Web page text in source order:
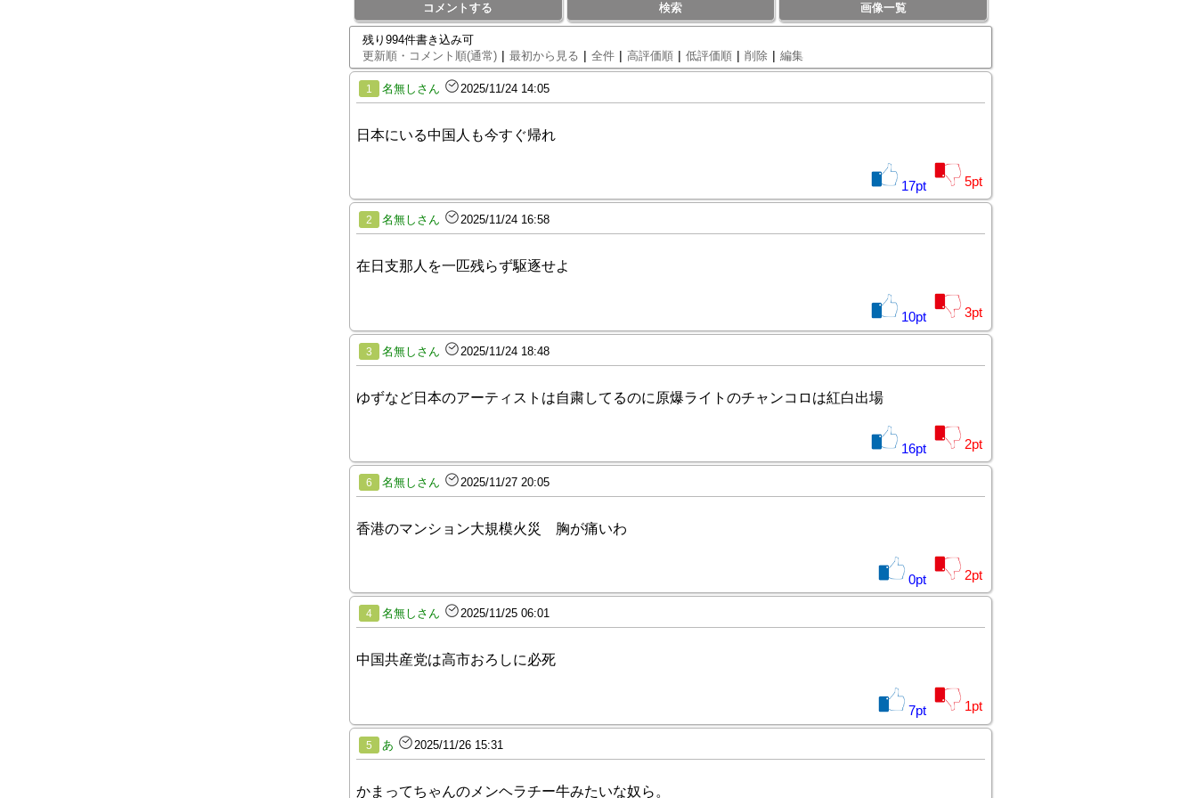
コメントする 検索 画像一覧
残り994件書き込み可
更新順・コメント順(通常) | 最初から見る | 全件 | 高評価順 | 低評価順 | 削除 | 編集
1 名無しさん 2025/11/24 14:05
日本にいる中国人も今すぐ帰れ
17pt 5pt
2 名無しさん 2025/11/24 16:58
在日支那人を一匹残らず駆逐せよ
10pt 3pt
3 名無しさん 2025/11/24 18:48
ゆずなど日本のアーティストは自粛してるのに原爆ライトのチャンコロは紅白出場
16pt 2pt
6 名無しさん 2025/11/27 20:05
香港のマンション大規模火災 胸が痛いわ
0pt 2pt
4 名無しさん 2025/11/25 06:01
中国共産党は高市おろしに必死
7pt 1pt
5 あ 2025/11/26 15:31
かまってちゃんのメンヘラチー牛みたいな奴ら。